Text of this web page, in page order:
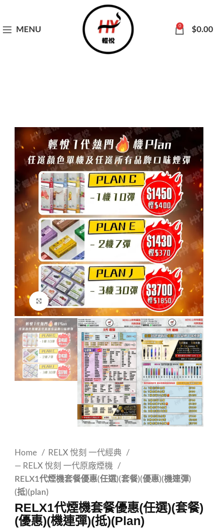
MENU 0 $0.00
Click to enlarge
Home
RELX 悅刻 一代經典
— RELX 悅刻 一代原廠煙機
RELX1代煙機套餐優惠(任選)(套餐)(優惠)(機連彈)
(抵)(plan)
RELX1代煙機套餐優惠(任選)(套餐)
(優惠)(機連彈)(抵)(plan)